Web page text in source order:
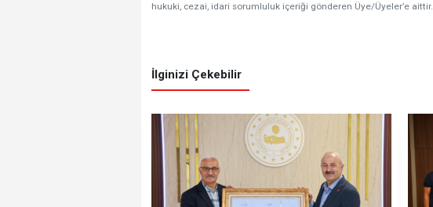
hukuki, cezai, idari sorumluluk içeriği gönderen Üye/Üyeler’e aittir.
İlginizi Çekebilir